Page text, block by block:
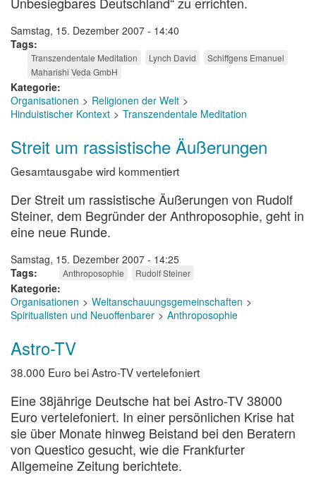
Samstag, 15. Dezember 2007 - 14:40
Tags
Transzendentale Meditation Lynch David
Schiffgens Emanuel
Maharishi Veda GmbH
Kategorie
Organisationen
Religionen der Welt
Hinduistischer Kontext
Transzendentale Meditation
Streit um rassistische Äußerungen
Gesamtausgabe wird kommentiert
Der Streit um rassistische Äußerungen von Rudolf
Steiner, dem Begründer der Anthroposophie, geht in
eine neue Runde.
Samstag, 15. Dezember 2007 - 14:25
Tags
Anthroposophie Rudolf Steiner
Kategorie
Organisationen
Weltanschauungsgemeinschaften
Spiritualisten und Neuoffenbarer
Anthroposophie
Astro-TV
38.000 Euro bei Astro-TV vertelefoniert
Eine 38jährige Deutsche hat bei Astro-TV 38000
Euro vertelefoniert. In einer persönlichen Krise hat
sie über Monate hinweg Beistand bei den Beratern
von Questico gesucht, wie die Frankfurter
Allgemeine Zeitung berichtete.